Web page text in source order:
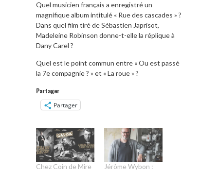
Quel musicien français a enregistré un
magnifique album intitulé « Rue des cascades » ?
Dans quel film tiré de Sébastien Japrisot,
Madeleine Robinson donne-t-elle la réplique à
Dany Carel ?
Quel est le point commun entre « Ou est passé
la 7e compagnie ? » et « La roue » ?
Partager
Partager
Chez Coin de Mire
Jérôme Wybon :